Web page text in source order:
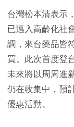
台灣松本清表示
已邁入高齡化社
調，來台藥品皆
買。此次首度登
未來將以周周進
仍在收集中，預
優惠活動。